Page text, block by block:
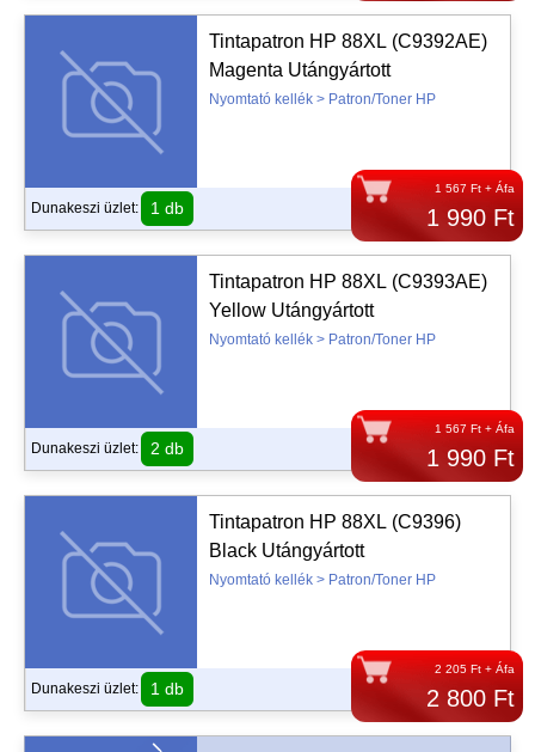
1 567 Ft + Áfa
1 990 Ft
Tintapatron HP 88XL (C9392AE)
Magenta Utángyártott
Nyomtató kellék > Patron/Toner HP
Dunakeszi üzlet: 1 db
1 567 Ft + Áfa
1 990 Ft
Tintapatron HP 88XL (C9393AE)
Yellow Utángyártott
Nyomtató kellék > Patron/Toner HP
Dunakeszi üzlet: 2 db
2 205 Ft + Áfa
2 800 Ft
Tintapatron HP 88XL (C9396)
Black Utángyártott
Nyomtató kellék > Patron/Toner HP
Dunakeszi üzlet: 1 db